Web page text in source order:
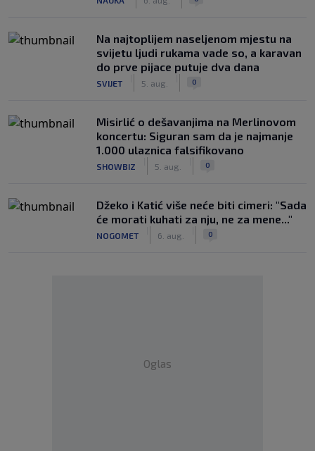
Na najtoplijem naseljenom mjestu na
svijetu ljudi rukama vade so, a karavan
do prve pijace putuje dva dana
SVIJET 5. aug. 0
Misirlić o dešavanjima na Merlinovom
koncertu: Siguran sam da je najmanje
1.000 ulaznica falsifikovano
SHOWBIZ 5. aug. 0
Džeko i Katić više neće biti cimeri: "Sada
će morati kuhati za nju, ne za mene..."
NOGOMET 6. aug. 0
Oglas